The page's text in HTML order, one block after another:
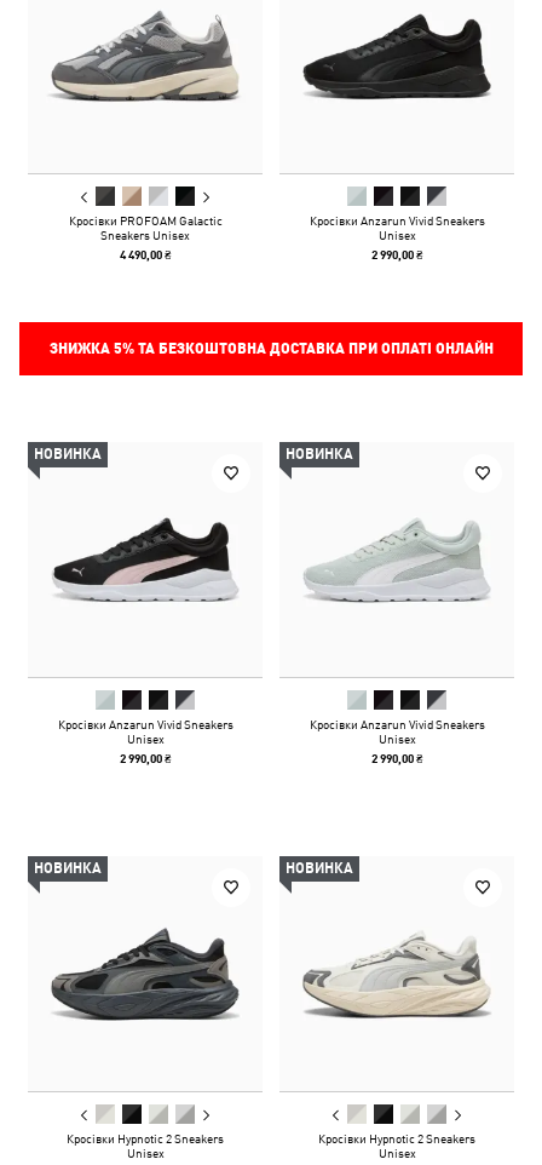
Кросівки PROFOAM Galactic
Sneakers Unisex
4 490,00 ₴
Кросівки Anzarun Vivid Sneakers
Unisex
2 990,00 ₴
ЗНИЖКА 5%ТА БЕЗКОШТОВНА ДОСТАВКА ПРИ ОПЛАТІ ОНЛАЙН
НОВИНКА
Кросівки Anzarun Vivid Sneakers
Unisex
2 990,00 ₴
НОВИНКА
Кросівки Anzarun Vivid Sneakers
Unisex
2 990,00 ₴
НОВИНКА
Кросівки Hypnotic 2 Sneakers
Unisex
НОВИНКА
Кросівки Hypnotic 2 Sneakers
Unisex